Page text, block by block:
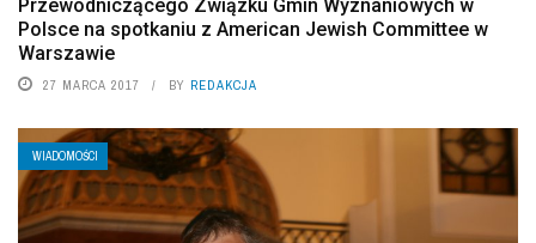
Przewodniczącego Związku Gmin Wyznaniowych w
Polsce na spotkaniu z American Jewish Committee w
Warszawie
27 MARCA 2017 BY REDAKCJA
WIADOMOŚCI